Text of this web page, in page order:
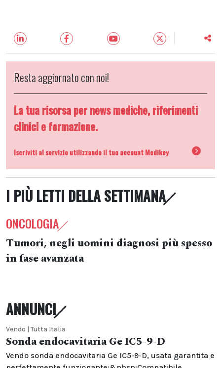
Resta aggiornato con noi!
La tua risorsa per news mediche, riferimenti
clinici e formazione.
Iscriviti al servizio utilizzando il tuo account Medikey
I PIÙ LETTI DELLA SETTIMANA
ONCOLOGIA
Tumori, negli uomini diagnosi più spesso
in fase avanzata
ANNUNCI
Vendo | Tutta Italia
Sonda endocavitaria Ge IC5-9-D
Vendo sonda endocavitaria Ge IC5-9-D, usata garantita e